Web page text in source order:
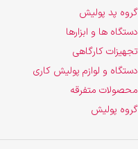
گروه پد پولیش
دستگاه ها و ابزارها
تجهیزات کارگاهی
دستگاه و لوازم پولیش کاری
محصولات متفرقه
گروه پولیش